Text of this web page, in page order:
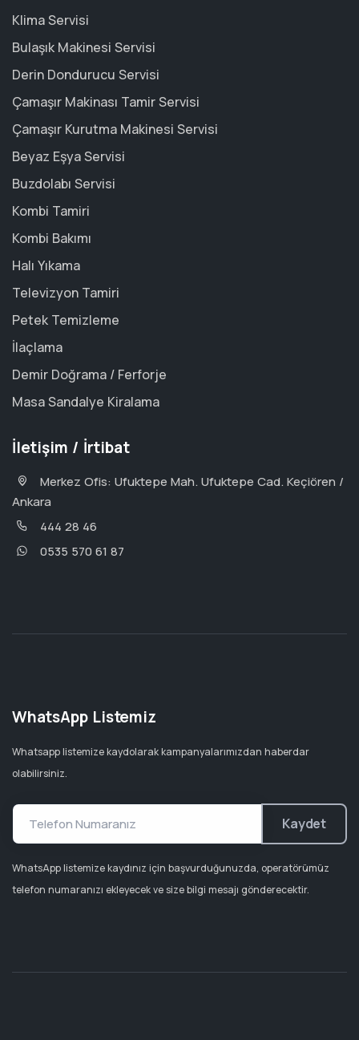
Klima Servisi
Bulaşık Makinesi Servisi
Derin Dondurucu Servisi
Çamaşır Makinası Tamir Servisi
Çamaşır Kurutma Makinesi Servisi
Beyaz Eşya Servisi
Buzdolabı Servisi
Kombi Tamiri
Kombi Bakımı
Halı Yıkama
Televizyon Tamiri
Petek Temizleme
İlaçlama
Demir Doğrama / Ferforje
Masa Sandalye Kiralama
İletişim / İrtibat
Merkez Ofis: Ufuktepe Mah. Ufuktepe Cad. Keçiören /
Ankara
444 28 46
0535 570 61 87
WhatsApp Listemiz
Whatsapp listemize kaydolarak kampanyalarımızdan haberdar
olabilirsiniz.
Kaydet
WhatsApp listemize kaydınız için başvurduğunuzda, operatörümüz
telefon numaranızı ekleyecek ve size bilgi mesajı gönderecektir.